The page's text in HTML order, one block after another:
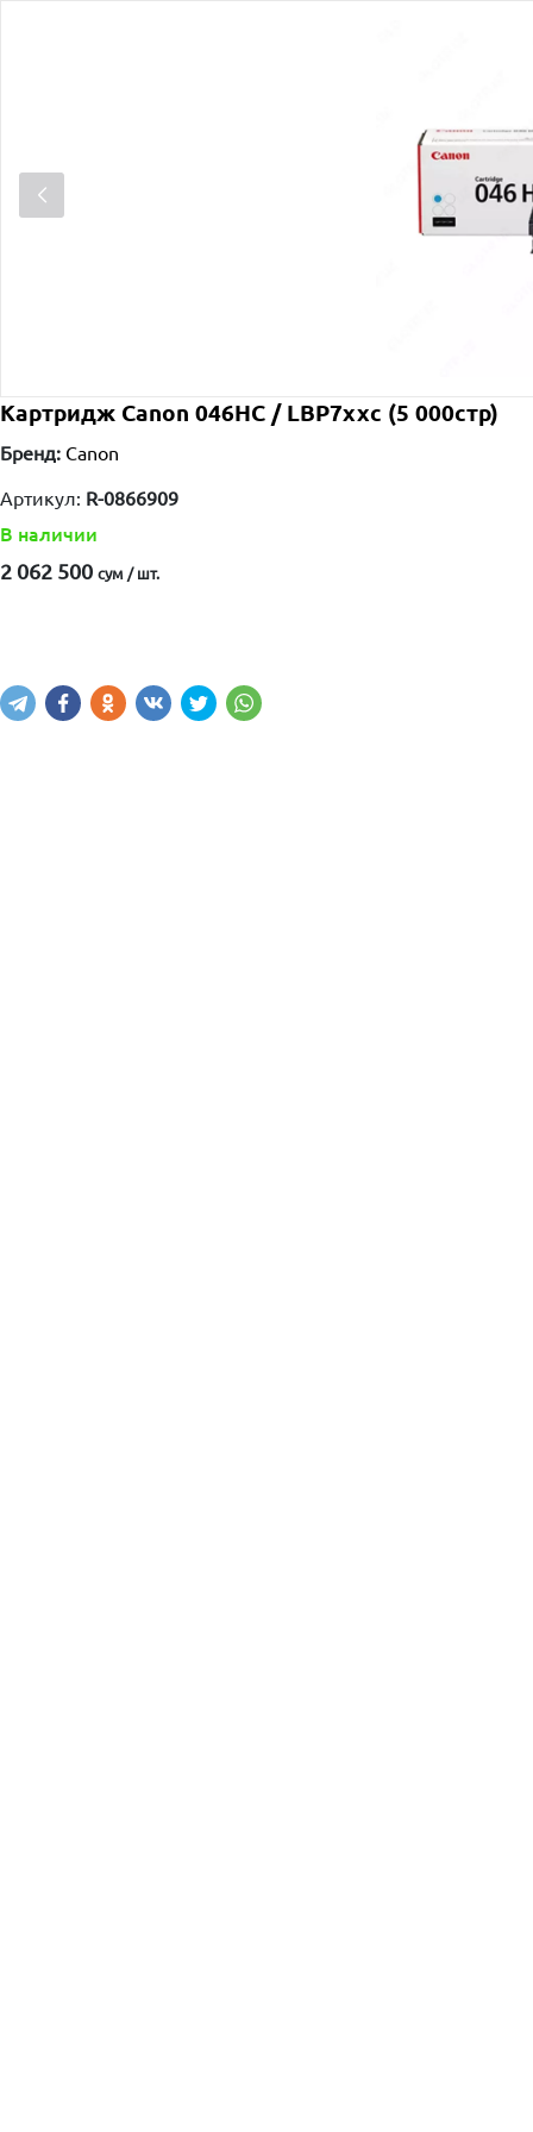
Картридж Canon 046HC / LBP7xxc (5 000стр)
Бренд: Canon
Артикул: R-0866909
В наличии
2 062 500 сум / шт.